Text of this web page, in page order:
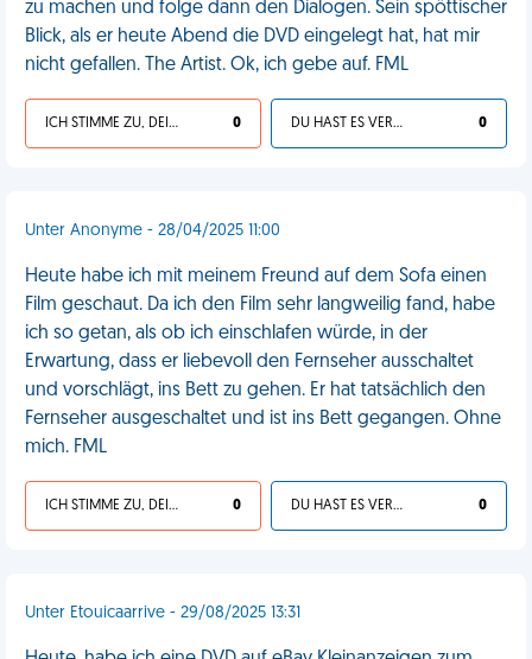
zu machen und folge dann den Dialogen. Sein spöttischer
Blick, als er heute Abend die DVD eingelegt hat, hat mir
nicht gefallen. The Artist. Ok, ich gebe auf. FML
ICH STIMME ZU, DEIN LEBEN IST SCHEISSE 0 DU HAST ES VERDIENT 0
Unter Anonyme - 28/04/2025 11:00
Heute habe ich mit meinem Freund auf dem Sofa einen
Film geschaut. Da ich den Film sehr langweilig fand, habe
ich so getan, als ob ich einschlafen würde, in der
Erwartung, dass er liebevoll den Fernseher ausschaltet
und vorschlägt, ins Bett zu gehen. Er hat tatsächlich den
Fernseher ausgeschaltet und ist ins Bett gegangen. Ohne
mich. FML
ICH STIMME ZU, DEIN LEBEN IST SCHEISSE 0 DU HAST ES VERDIENT 0
Unter Etouicaarrive - 29/08/2025 13:31